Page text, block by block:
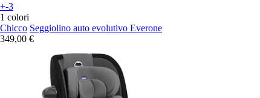
+-3
1 colori
Chicco Seggiolino auto evolutivo Everone
349,00 €